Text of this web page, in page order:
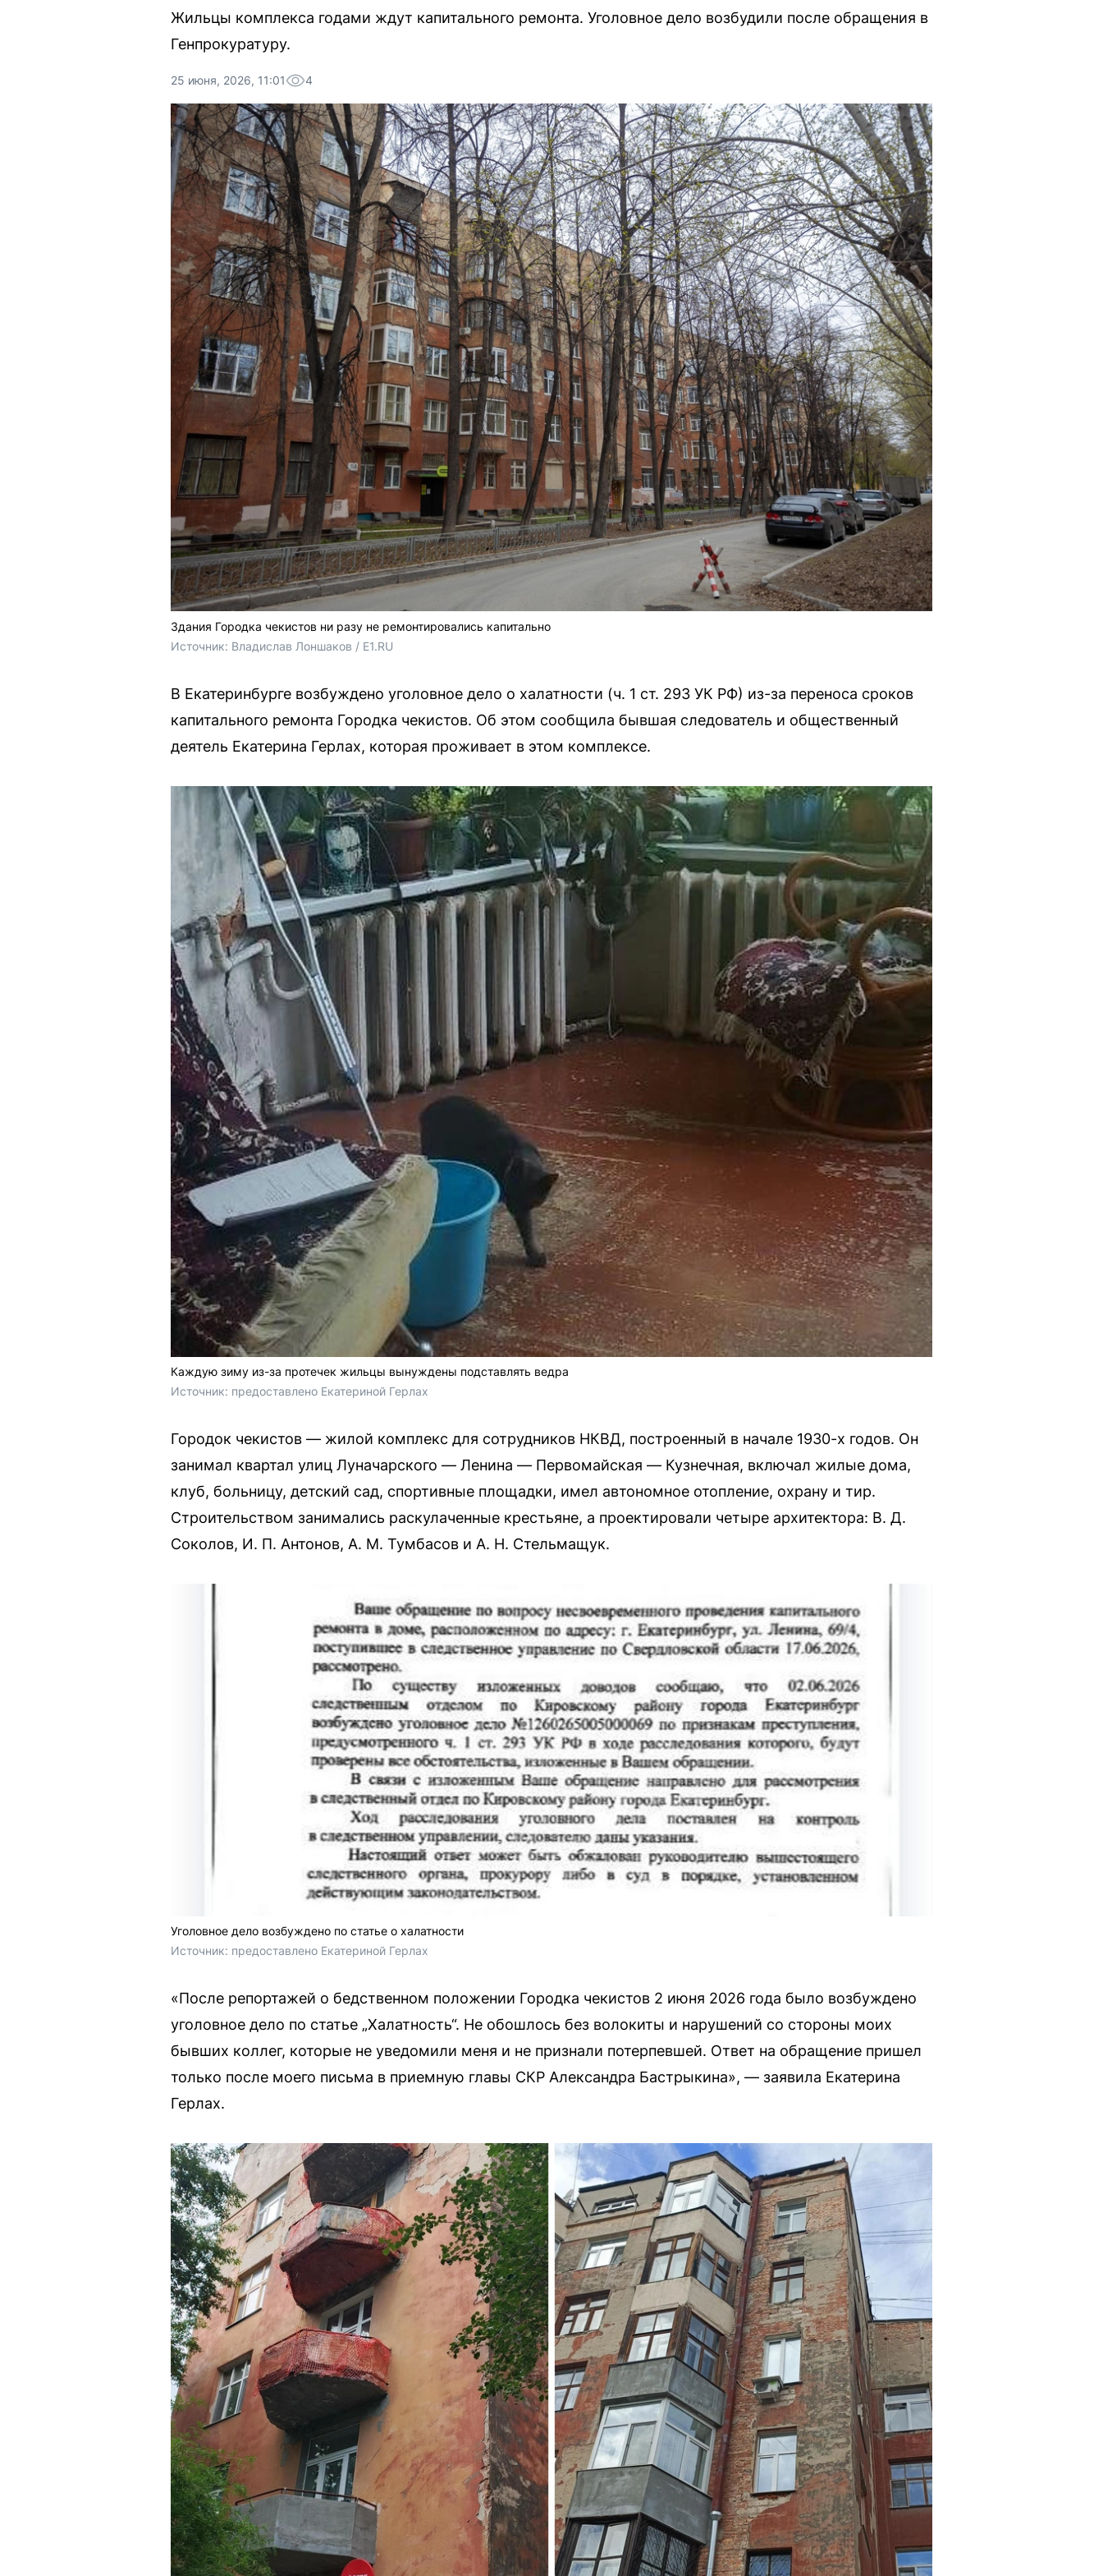
Жильцы комплекса годами ждут капитального ремонта. Уголовное дело возбудили после обращения в
Генпрокуратуру.
25 июня, 2026, 11:01 4
Здания Городка чекистов ни разу не ремонтировались капитально
Источник: Владислав Лоншаков / E1.RU
В Екатеринбурге возбуждено уголовное дело о халатности (ч. 1 ст. 293 УК РФ) из-за переноса сроков
капитального ремонта Городка чекистов. Об этом сообщила бывшая следователь и общественный
деятель Екатерина Герлах, которая проживает в этом комплексе.
Каждую зиму из-за протечек жильцы вынуждены подставлять ведра
Источник: предоставлено Екатериной Герлах
Городок чекистов — жилой комплекс для сотрудников НКВД, построенный в начале 1930-х годов. Он
занимал квартал улиц Луначарского — Ленина — Первомайская — Кузнечная, включал жилые дома,
клуб, больницу, детский сад, спортивные площадки, имел автономное отопление, охрану и тир.
Строительством занимались раскулаченные крестьяне, а проектировали четыре архитектора: В. Д.
Соколов, И. П. Антонов, А. М. Тумбасов и А. Н. Стельмащук.
Уголовное дело возбуждено по статье о халатности
Источник: предоставлено Екатериной Герлах
«После репортажей о бедственном положении Городка чекистов 2 июня 2026 года было возбуждено
уголовное дело по статье „Халатность“. Не обошлось без волокиты и нарушений со стороны моих
бывших коллег, которые не уведомили меня и не признали потерпевшей. Ответ на обращение пришел
только после моего письма в приемную главы СКР Александра Бастрыкина», — заявила Екатерина
Герлах.